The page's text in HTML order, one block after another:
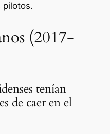
pilotos.
(2017-
tenían
de caer en el